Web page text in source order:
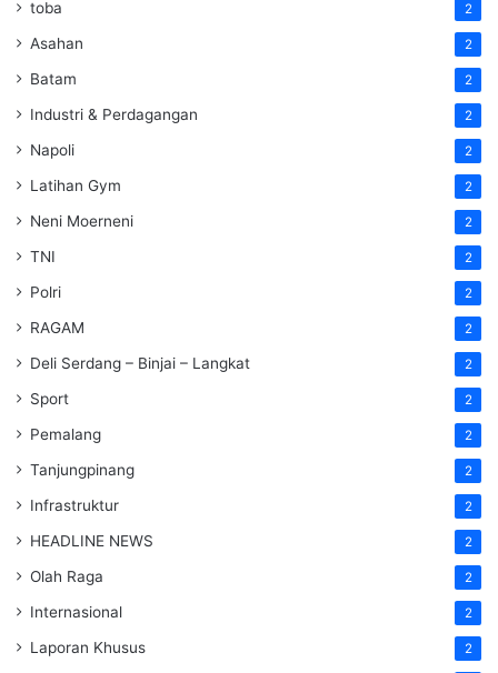
toba 2
Asahan 2
Batam 2
Industri & Perdagangan 2
Napoli 2
Latihan Gym 2
Neni Moerneni 2
TNI 2
Polri 2
RAGAM 2
Deli Serdang – Binjai – Langkat 2
Sport 2
Pemalang 2
Tanjungpinang 2
Infrastruktur 2
HEADLINE NEWS 2
Olah Raga 2
Internasional 2
Laporan Khusus 2